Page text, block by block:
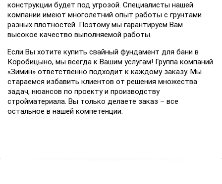
конструкции будет под угрозой. Специалисты нашей
компании имеют многолетний опыт работы с грунтами
разных плотностей. Поэтому мы гарантируем Вам
высокое качество выполняемой работы.
Если Вы хотите купить свайный фундамент для бани в
Коробицыно, мы всегда к Вашим услугам! Группа компаний
«Зимин» ответственно подходит к каждому заказу. Мы
стараемся избавить клиентов от решения множества
задач, нюансов по проекту и производству
стройматериала. Вы только делаете заказ – все
остальное в нашей компетенции.